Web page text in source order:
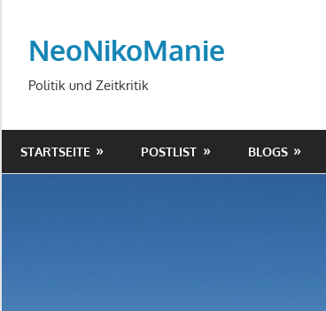
springenNeoNikoManie
Politik und Zeitkritik
STARTSEITE POSTLIST BLOGS